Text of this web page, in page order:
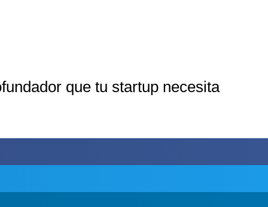
que tu startup necesita